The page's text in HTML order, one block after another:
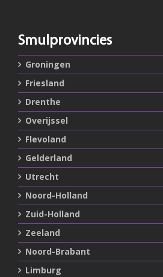
Smulprovincies
Groningen
Friesland
Drenthe
Overijssel
Flevoland
Gelderland
Utrecht
Noord-Holland
Zuid-Holland
Zeeland
Noord-Brabant
Limburg